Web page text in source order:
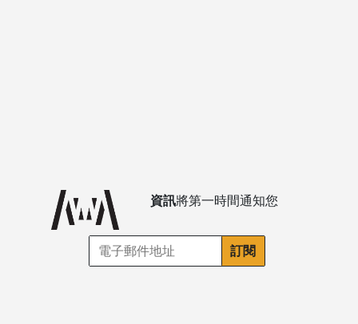
資訊將第一時間通知您